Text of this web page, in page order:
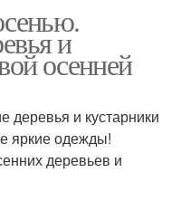
и
осенней
деревья и кустарники
яркие одежды!
деревьев и